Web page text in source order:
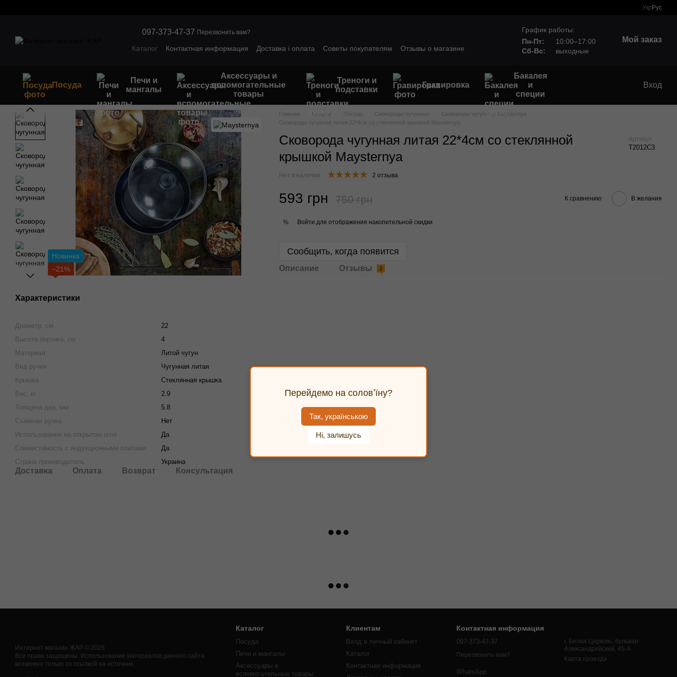
Укр Рус
097-373-47-37 Перезвонить вам?
Каталог Контактная информация Доставка і оплата Советы покупателям
Отзывы о магазине
График работы:
Пн-Пт:
10:00–17:00
Сб-Вс:
выходные
Мой заказ
Посуда
Печи и
мангалы
Аксессуары и
вспомогательные
товары
Треноги и
подставки
Гравировка
Бакалея
и
специи
Вход
Новинка
−21%
Характеристики
Диаметр, см
22
Высота бортика, см
4
Материал
Литой чугун
Вид ручки
Чугунная литая
Крышка
Стеклянная крышка
Вес, кг
2.9
Толщина дна, мм
5.8
Съемная ручка
Нет
Использование на открытом огне
Да
Совместимость с индукционными плитами
Да
Страна производитель
Украина
Доставка Оплата Возврат Консультация
Главная Каталог Посуда Сковороды чугунные
Сковороды чугунные Maysternya
Сковорода чугунная литая 22*4см со стеклянной крышкой Maysternya
Сковорода чугунная литая 22*4см со стеклянной
крышкой Maysternya
Артикул
Т2012С3
Нет в наличии 2 отзыва
593 грн 750 грн К сравнению В желания
% Войти для отображения накопительной скидки
Сообщить, когда появится
Описание Отзывы 2
Интернет магазин ЖАР © 2026
Все права защищены. Использование материалов данного сайта
возможно только со ссылкой на источник.
Каталог
Посуда
Печи и мангалы
Аксессуары и
вспомогательные товары
Клиентам
Вход в личный кабинет
Каталог
Контактная информация
Контактная информация
097-373-47-37
Перезвонить вам?
WhatsApp
г. Белая Церковь, бульвар
Александрийский, 45-А
Карта проезда
Перейдемо на соловʼїну?
Так, українською
Ні, залишусь